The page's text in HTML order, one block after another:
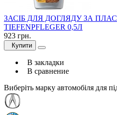
ЗАСІБ ДЛЯ ДОГЛЯДУ ЗА
TIEFENPFLEGER 0,5Л
923 грн.
Купити
В закладки
В сравнение
Виберіть марку автомобіля для